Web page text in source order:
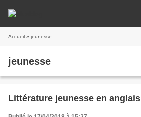
Accueil » jeunesse
jeunesse
Littérature jeunesse en anglais